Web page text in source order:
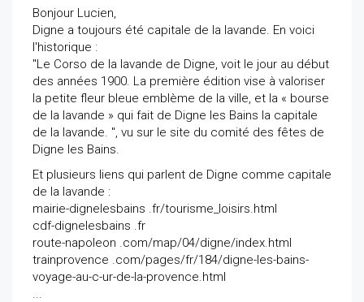
Bonjour Lucien,
Digne a toujours été capitale de la lavande. En voici
l'historique :
"Le Corso de la lavande de Digne, voit le jour au début
des années 1900. La première édition vise à valoriser
la petite fleur bleue emblème de la ville, et la « bourse
de la lavande » qui fait de Digne les Bains la capitale
de la lavande. ", vu sur le site du comité des fêtes de
Digne les Bains.
Et plusieurs liens qui parlent de Digne comme capitale
de la lavande :
mairie-dignelesbains .fr/tourisme_loisirs.html
cdf-dignelesbains .fr
route-napoleon .com/map/04/digne/index.html
trainprovence .com/pages/fr/184/digne-les-bains-
voyage-au-c-ur-de-la-provence.html
...